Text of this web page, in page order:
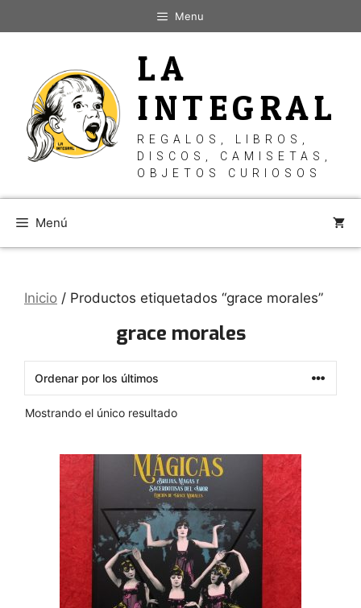
al
Menu
LA
INTEGRAL
REGALOS, LIBROS,
DISCOS, CAMISETAS,
OBJETOS CURIOSOS
Menú
Inicio / Productos etiquetados “grace morales”
grace morales
Mostrando el único resultado